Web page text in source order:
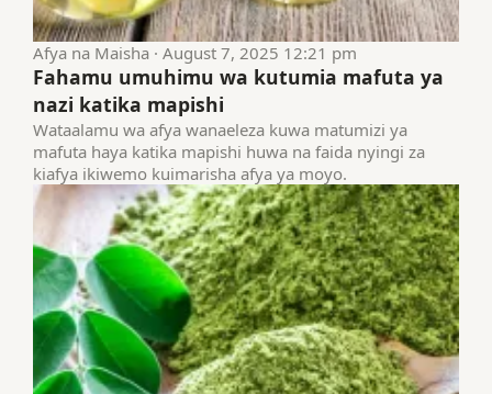
Afya na Maisha · August 7, 2025 12:21 pm
Fahamu umuhimu wa kutumia mafuta ya
nazi katika mapishi
Wataalamu wa afya wanaeleza kuwa matumizi ya
mafuta haya katika mapishi huwa na faida nyingi za
kiafya ikiwemo kuimarisha afya ya moyo.